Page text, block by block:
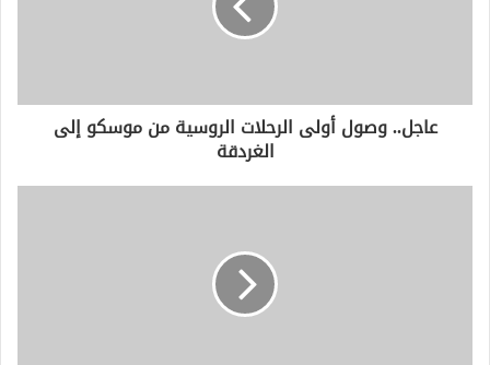
ر
عاجل.. وصول أولى الرحلات الروسية من موسكو إلى
الغردقة